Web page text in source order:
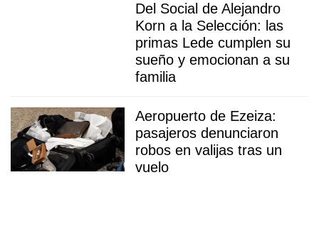
Del Social de Alejandro
Korn a la Selección: las
primas Lede cumplen su
sueño y emocionan a su
familia
Aeropuerto de Ezeiza:
pasajeros denunciaron
robos en valijas tras un
vuelo